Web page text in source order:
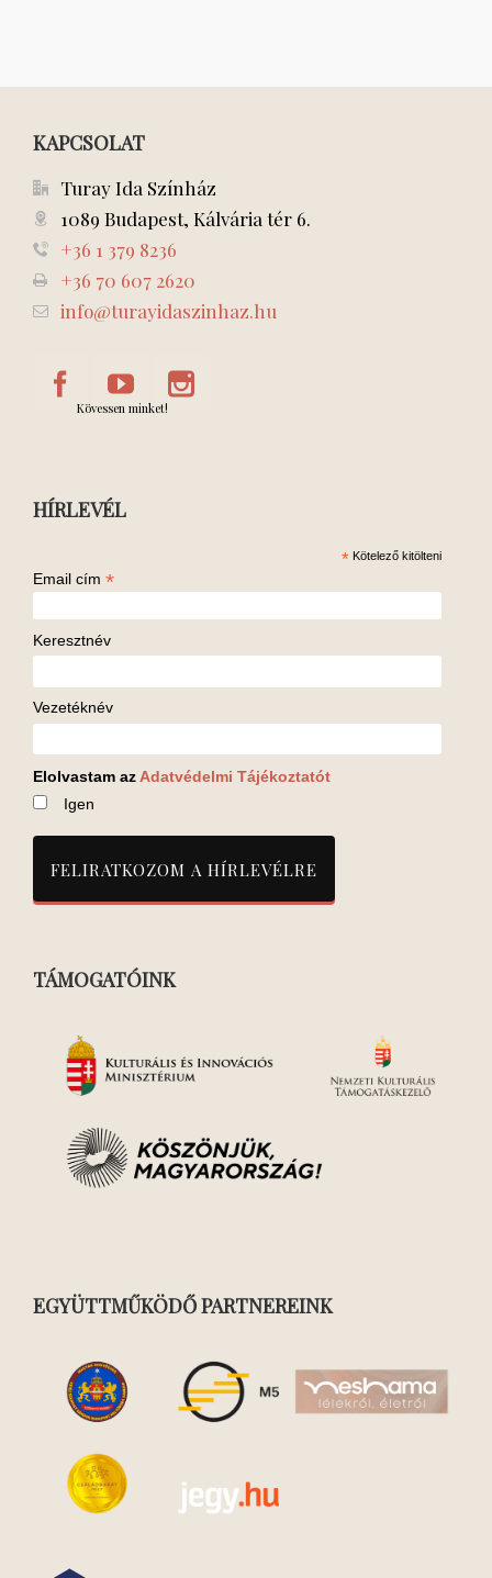
KAPCSOLAT
Turay Ida Színház
1089 Budapest, Kálvária tér 6.
+36 1 379 8236
+36 70 607 2620
info@turayidaszinhaz.hu
Kövessen minket!
HÍRLEVÉL
* Kötelező kitölteni
Email cím *
Keresztnév
Vezetéknév
Elolvastam az Adatvédelmi Tájékoztatót
Igen
TÁMOGATÓINK
EGYÜTTMŰKÖDŐ PARTNEREINK